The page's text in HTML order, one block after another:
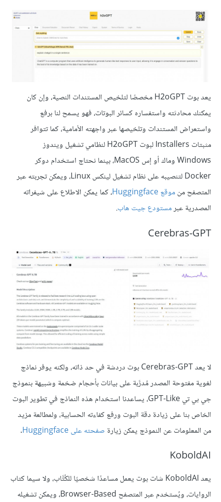
يعد بوت H2oGPT مخصصًا لتلخيص المستندات النصية، وإن كان
يمكنك محادثته واستفساره كسائر البوتات، فهو يسمح لنا برفع
واستعراض المستندات وتلخيصها عبر واجهته الأمامية، كما تتوافر
مثبتات Installers لبوت H2oGPT لنظامي تشغيل ويندوز
Windows وماك أو إس MacOS، بينما نحتاج استخدام دوكر
Docker لتنصيبه على نظام تشغيل لينكس Linux، ويمكن تجربته عبر
المتصفح منموقع Huggingface
، كما يمكن الاطلاع على شيفراته
المصدرية عبرمستودع جيت هاب.
Cerebras-GPT
لا يعد Cerebras-GPT بوت دردشة في حد ذاته، ولكنه يوفر نماذج
لغوية مفتوحة المصدر مُدرَّبة على بيانات بأحجام ضخمة وشبيهة بنموذج
جي بي تي GPT-Like، يساعدنا استخدام هذه النماذج في تطوير البوت
الخاص بنا على زيادة دقة البوت ورفع كفاءته الحسابية، ولمطالعة مزيد
من المعلومات عن النموذج يمكن زيارة صفحته على Huggingface .
KoboldAI
يعد KoboldAI شات بوت يعمل مساعدًا شخصيًا للكُتَّاب، ولا سيما كتاب
الروايات، ويُستخدم عبر المتصفح Browser-Based، ويمكن تشغيله